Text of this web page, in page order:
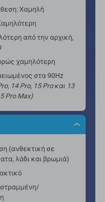
Χαμηλή
από την αρχική,
χαμηλότερη
στα 90Hz
14 Pro, 15 Pro και 13
Pro Max)
(ανθεκτική σε
λάδι και βρωμιά)